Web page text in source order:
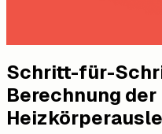
Schritt-für-
Berechnung der